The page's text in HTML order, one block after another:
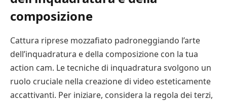
composizione
Cattura riprese mozzafiato padroneggiando l’arte
dell’inquadratura e della composizione con la tua
action cam. Le tecniche di inquadratura svolgono un
ruolo cruciale nella creazione di video esteticamente
accattivanti. Per iniziare, considera la regola dei terzi,